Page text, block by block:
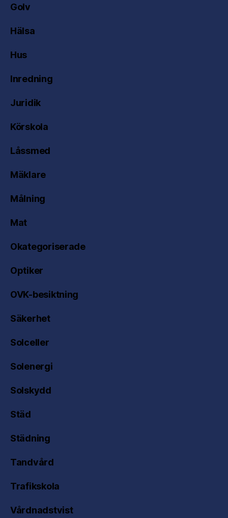
Golv
Hälsa
Hus
Inredning
Juridik
Körskola
Låssmed
Mäklare
Målning
Mat
Okategoriserade
Optiker
OVK-besiktning
Säkerhet
Solceller
Solenergi
Solskydd
Städ
Städning
Tandvård
Trafikskola
Vårdnadstvist